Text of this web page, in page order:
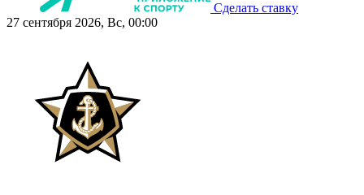
Сделать ставку
27 сентября 2026, Вс, 00:00